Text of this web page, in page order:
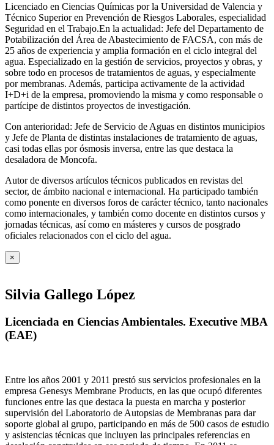
Licenciado en Ciencias Químicas por la Universidad de Valencia y
Técnico Superior en Prevención de Riesgos Laborales, especialidad
Seguridad en el Trabajo.En la actualidad: Jefe del Departamento de
Potabilización del Área de Abastecimiento de FACSA, con más de
25 años de experiencia y amplia formación en el ciclo integral del
agua. Especializado en la gestión de servicios, proyectos y obras, y
sobre todo en procesos de tratamientos de aguas, y especialmente
por membranas. Además, participa activamente de la actividad
I+D+i de la empresa, promoviendo la misma y como responsable o
partícipe de distintos proyectos de investigación.
Con anterioridad: Jefe de Servicio de Aguas en distintos municipios
y Jefe de Planta de distintas instalaciones de tratamiento de aguas,
casi todas ellas por ósmosis inversa, entre las que destaca la
desaladora de Moncofa.
Autor de diversos artículos técnicos publicados en revistas del
sector, de ámbito nacional e internacional. Ha participado también
como ponente en diversos foros de carácter técnico, tanto nacionales
como internacionales, y también como docente en distintos cursos y
jornadas técnicas, así como en másteres y cursos de posgrado
oficiales relacionados con el ciclo del agua.
×
Silvia Gallego López
Licenciada en Ciencias Ambientales. Executive MBA
(EAE)
Entre los años 2001 y 2011 prestó sus servicios profesionales en la
empresa Genesys Membrane Products, en las que ocupó diferentes
funciones entre las que destaca la puesta en marcha y posterior
supervisión del Laboratorio de Autopsias de Membranas para dar
soporte global al grupo, participando en más de 500 casos de estudio
y asistencias técnicas que incluyen las principales referencias en